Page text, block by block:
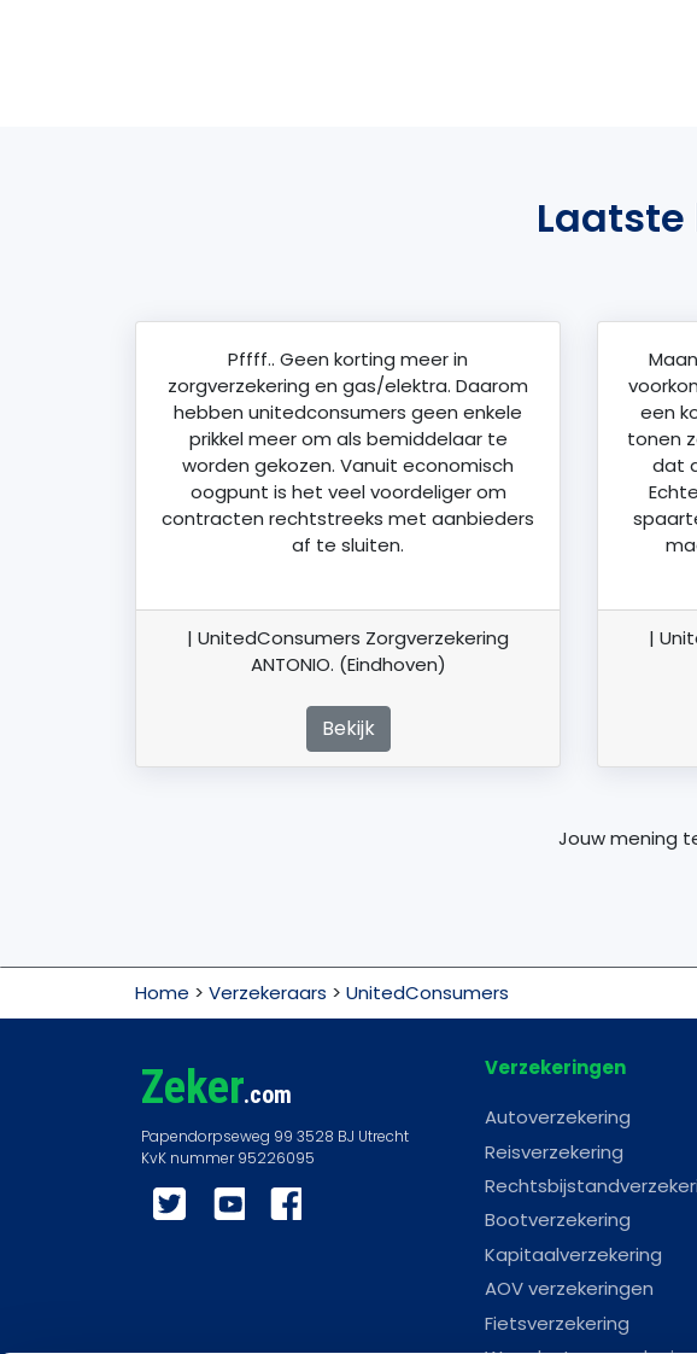
Pffff.. Geen korting meer in
zorgverzekering en gas/elektra. Daarom
hebben unitedconsumers geen enkele
prikkel meer om als bemiddelaar te
worden gekozen. Vanuit economisch
oogpunt is het veel voordeliger om
contracten rechtstreeks met aanbieders
af te sluiten.
| UnitedConsumers Zorgverzekering
ANTONIO. (Eindhoven)
Bekijk
een
tonen
dat
|
Jouw mening
Home > Verzekeraars > UnitedConsumers
Zeker.com
Twitter YouTube
Verzekeringen
Autoverzekering
Reisverzekering
Bootverzekering
Kapitaalverzekering
AOV verzekeringen
Fietsverzekering